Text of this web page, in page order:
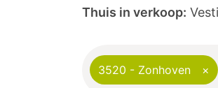
Thuis in verkoop:
3520 - Zonhoven ×